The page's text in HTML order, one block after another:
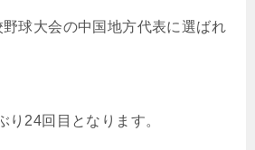
球大会の中国地方代表に選ばれ
り24回目となります。